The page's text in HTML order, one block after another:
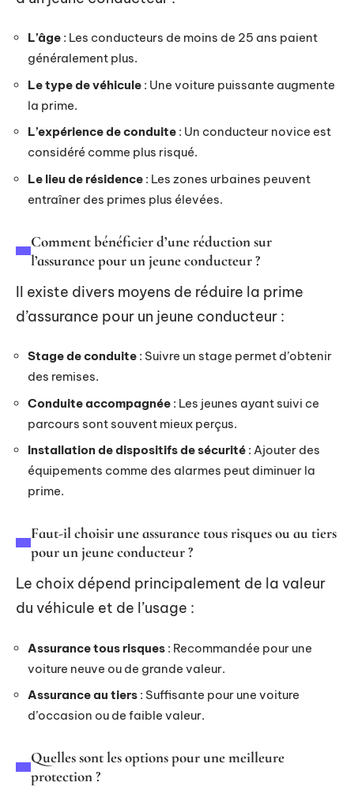
L’âge : Les conducteurs de moins de 25 ans paient
généralement plus.
Le type de véhicule : Une voiture puissante augmente
la prime.
L’expérience de conduite : Un conducteur novice est
considéré comme plus risqué.
Le lieu de résidence : Les zones urbaines peuvent
entraîner des primes plus élevées.
Comment bénéficier d’une réduction sur
l’assurance pour un jeune conducteur ?
Il existe divers moyens de réduire la prime
d’assurance pour un jeune conducteur :
Stage de conduite : Suivre un stage permet d’obtenir
des remises.
Conduite accompagnée : Les jeunes ayant suivi ce
parcours sont souvent mieux perçus.
Installation de dispositifs de sécurité : Ajouter des
équipements comme des alarmes peut diminuer la
prime.
Faut-il choisir une assurance tous risques ou au tiers
pour un jeune conducteur ?
Le choix dépend principalement de la valeur
du véhicule et de l’usage :
Assurance tous risques : Recommandée pour une
voiture neuve ou de grande valeur.
Assurance au tiers : Suffisante pour une voiture
d’occasion ou de faible valeur.
Quelles sont les options pour une meilleure
protection ?